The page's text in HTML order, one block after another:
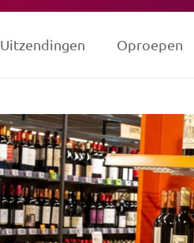
Uitzendingen Oproepen